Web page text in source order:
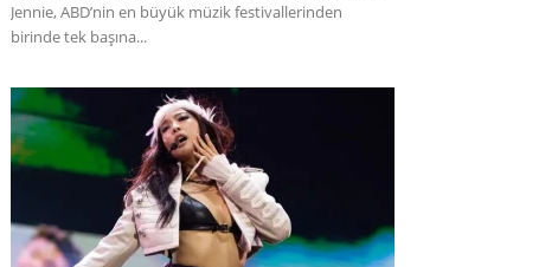
Jennie, ABD’nin en büyük müzik festivallerinden
birinde tek başına...